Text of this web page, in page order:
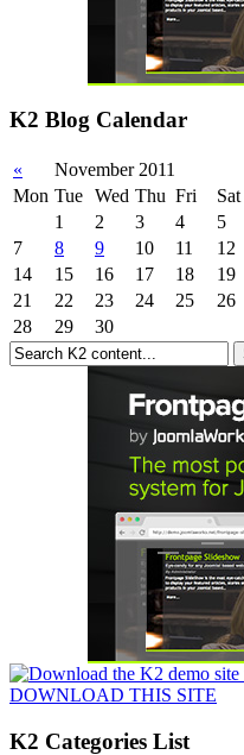
K2 Blog Calendar
« November 2011
Mon Tue Wed Thu Fri Sat
1
2 3 4 5
7
8 9 10 11 12
14
15 16 17 18 19
21
22 23 24 25 26
28
29 30
DOWNLOAD THIS SITE
K2 Categories List